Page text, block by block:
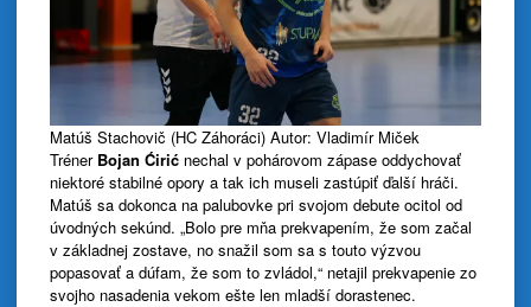
Matúš Stachovič (HC Záhoráci) Autor: Vladimír Miček
Tréner Bojan Ćirić nechal v pohárovom zápase oddychovať
niektoré stabilné opory a tak ich museli zastúpiť ďalší hráči.
Matúš sa dokonca na palubovke pri svojom debute ocitol od
úvodných sekúnd. „Bolo pre mňa prekvapením, že som začal
v základnej zostave, no snažil som sa s touto výzvou
popasovať a dúfam, že som to zvládol,“ netajil prekvapenie zo
svojho nasadenia vekom ešte len mladší dorastenec.